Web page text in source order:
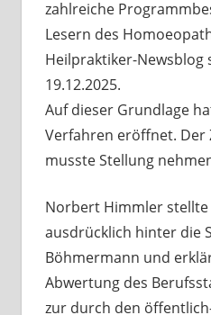
zahlreiche
Lesern des
Heilpraktiker-Newsblog
19.12.2025.
Auf dieser Grundlage
Verfahren eröffnet. Der
musste Stellung
Norbert Himmler
ausdrücklich hinter die
Böhmermann und
Abwertung des
zur durch den